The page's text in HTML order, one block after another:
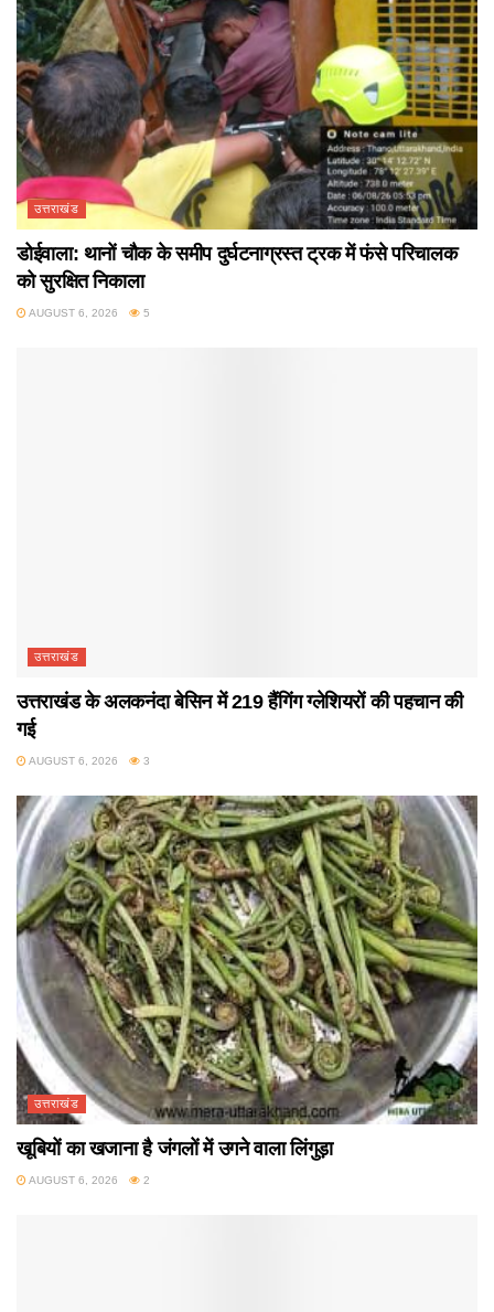
उत्तराखंड
डोईवाला: थानों चौक के समीप दुर्घटनाग्रस्त ट्रक में फंसे परिचालक
को सुरक्षित निकाला
AUGUST 6, 2026 5
उत्तराखंड
उत्तराखंड के अलकनंदा बेसिन में 219 हैंगिंग ग्लेशियरों की पहचान की
गई
AUGUST 6, 2026 3
उत्तराखंड
खूबियों का खजाना है जंगलों में उगने वाला लिंगुड़ा
AUGUST 6, 2026 2